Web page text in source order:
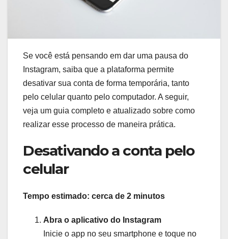
Se você está pensando em dar uma pausa do
Instagram, saiba que a plataforma permite
desativar sua conta de forma temporária, tanto
pelo celular quanto pelo computador. A seguir,
veja um guia completo e atualizado sobre como
realizar esse processo de maneira prática.
Desativando a conta pelo
celular
Tempo estimado: cerca de 2 minutos
Abra o aplicativo do Instagram
Inicie o app no seu smartphone e toque no